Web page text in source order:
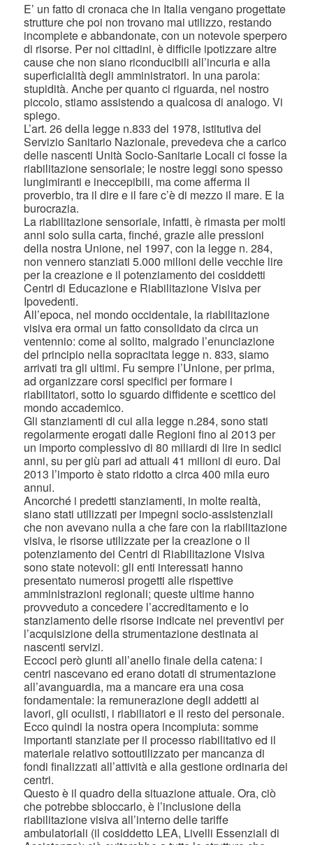
E’ un fatto di cronaca che in Italia vengano progettate
strutture che poi non trovano mai utilizzo, restando
incomplete e abbandonate, con un notevole sperpero
di risorse. Per noi cittadini, è difficile ipotizzare altre
cause che non siano riconducibili all’incuria e alla
superficialità degli amministratori. In una parola:
stupidità. Anche per quanto ci riguarda, nel nostro
piccolo, stiamo assistendo a qualcosa di analogo. Vi
spiego.
L’art. 26 della legge n.833 del 1978, istitutiva del
Servizio Sanitario Nazionale, prevedeva che a carico
delle nascenti Unità Socio-Sanitarie Locali ci fosse la
riabilitazione sensoriale; le nostre leggi sono spesso
lungimiranti e ineccepibili, ma come afferma il
proverbio, tra il dire e il fare c’è di mezzo il mare. E la
burocrazia.
La riabilitazione sensoriale, infatti, è rimasta per molti
anni solo sulla carta, finché, grazie alle pressioni
della nostra Unione, nel 1997, con la legge n. 284,
non vennero stanziati 5.000 milioni delle vecchie lire
per la creazione e il potenziamento dei cosiddetti
Centri di Educazione e Riabilitazione Visiva per
Ipovedenti.
All’epoca, nel mondo occidentale, la riabilitazione
visiva era ormai un fatto consolidato da circa un
ventennio: come al solito, malgrado l’enunciazione
del principio nella sopracitata legge n. 833, siamo
arrivati tra gli ultimi. Fu sempre l’Unione, per prima,
ad organizzare corsi specifici per formare i
riabilitatori, sotto lo sguardo diffidente e scettico del
mondo accademico.
Gli stanziamenti di cui alla legge n.284, sono stati
regolarmente erogati dalle Regioni fino al 2013 per
un importo complessivo di 80 miliardi di lire in sedici
anni, su per giù pari ad attuali 41 milioni di euro. Dal
2013 l’importo è stato ridotto a circa 400 mila euro
annui.
Ancorché i predetti stanziamenti, in molte realtà,
siano stati utilizzati per impegni socio-assistenziali
che non avevano nulla a che fare con la riabilitazione
visiva, le risorse utilizzate per la creazione o il
potenziamento dei Centri di Riabilitazione Visiva
sono state notevoli: gli enti interessati hanno
presentato numerosi progetti alle rispettive
amministrazioni regionali; queste ultime hanno
provveduto a concedere l’accreditamento e lo
stanziamento delle risorse indicate nei preventivi per
l’acquisizione della strumentazione destinata ai
nascenti servizi.
Eccoci però giunti all’anello finale della catena: i
centri nascevano ed erano dotati di strumentazione
all’avanguardia, ma a mancare era una cosa
fondamentale: la remunerazione degli addetti ai
lavori, gli oculisti, i riabiliatori e il resto del personale.
Ecco quindi la nostra opera incompiuta: somme
importanti stanziate per il processo riabilitativo ed il
materiale relativo sottoutilizzato per mancanza di
fondi finalizzati all’attività e alla gestione ordinaria dei
centri.
Questo è il quadro della situazione attuale. Ora, ciò
che potrebbe sbloccarlo, è l’inclusione della
riabilitazione visiva all’interno delle tariffe
ambulatoriali (il cosiddetto LEA, Livelli Essenziali di